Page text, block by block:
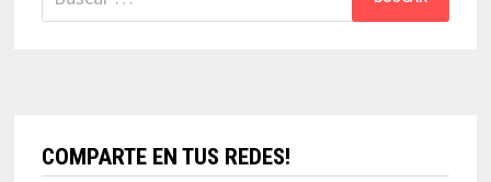
COMPARTE EN TUS REDES!